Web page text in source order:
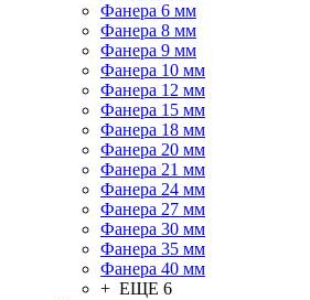
Фанера 6 мм
Фанера 8 мм
Фанера 9 мм
Фанера 10 мм
Фанера 12 мм
Фанера 15 мм
Фанера 18 мм
Фанера 20 мм
Фанера 21 мм
Фанера 24 мм
Фанера 27 мм
Фанера 30 мм
Фанера 35 мм
Фанера 40 мм
+ ЕЩЕ 6